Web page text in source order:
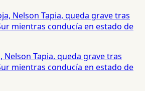
Nelson Tapia, queda grave tras
mientras conducía en estado de